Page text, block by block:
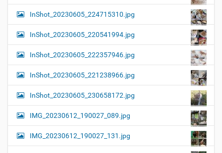
InShot_20230605_224715310.jpg
InShot_20230605_220541994.jpg
InShot_20230605_222357946.jpg
InShot_20230605_221238966.jpg
InShot_20230605_230658172.jpg
IMG_20230612_190027_089.jpg
IMG_20230612_190027_131.jpg